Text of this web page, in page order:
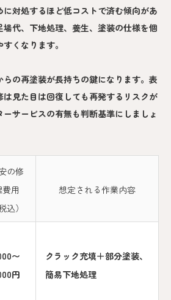
に対処するほど低コストで済む傾向があ
場代、下地処理、養生、塗装の仕様を個
くなります。
の再塗装が長持ちの鍵になります。表
見た目は回復しても再発するリスクが
サービスの有無も判断基準にしましょ
の修
費用
込）
想定される作業内容
〜
円
クラック充填＋部分塗装、
簡易下地処理